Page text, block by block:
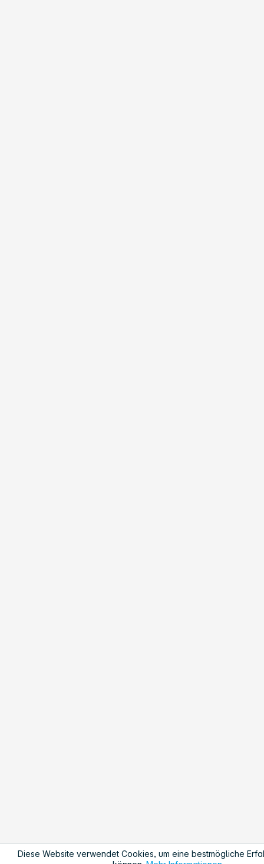
Diese Website verwendet Cookies, um eine bestmögliche